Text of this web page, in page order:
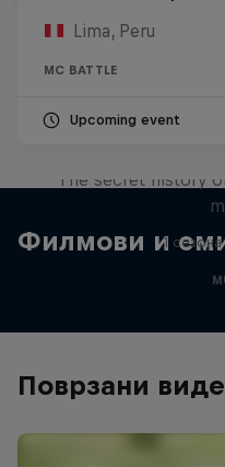
Lima, Peru
MC BATTLE
Upcoming event
Филмови и
The secret history
1
Поврзани